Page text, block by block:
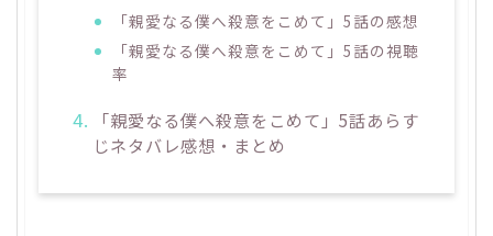
「親愛なる僕へ殺意をこめて」5話の感想
「親愛なる僕へ殺意をこめて」5話の視聴
率
「親愛なる僕へ殺意をこめて」5話あらす
じネタバレ感想・まとめ